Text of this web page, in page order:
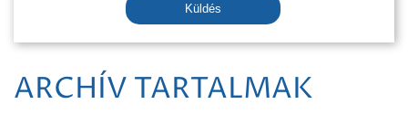
Küldés
ARCHÍV TARTALMAK